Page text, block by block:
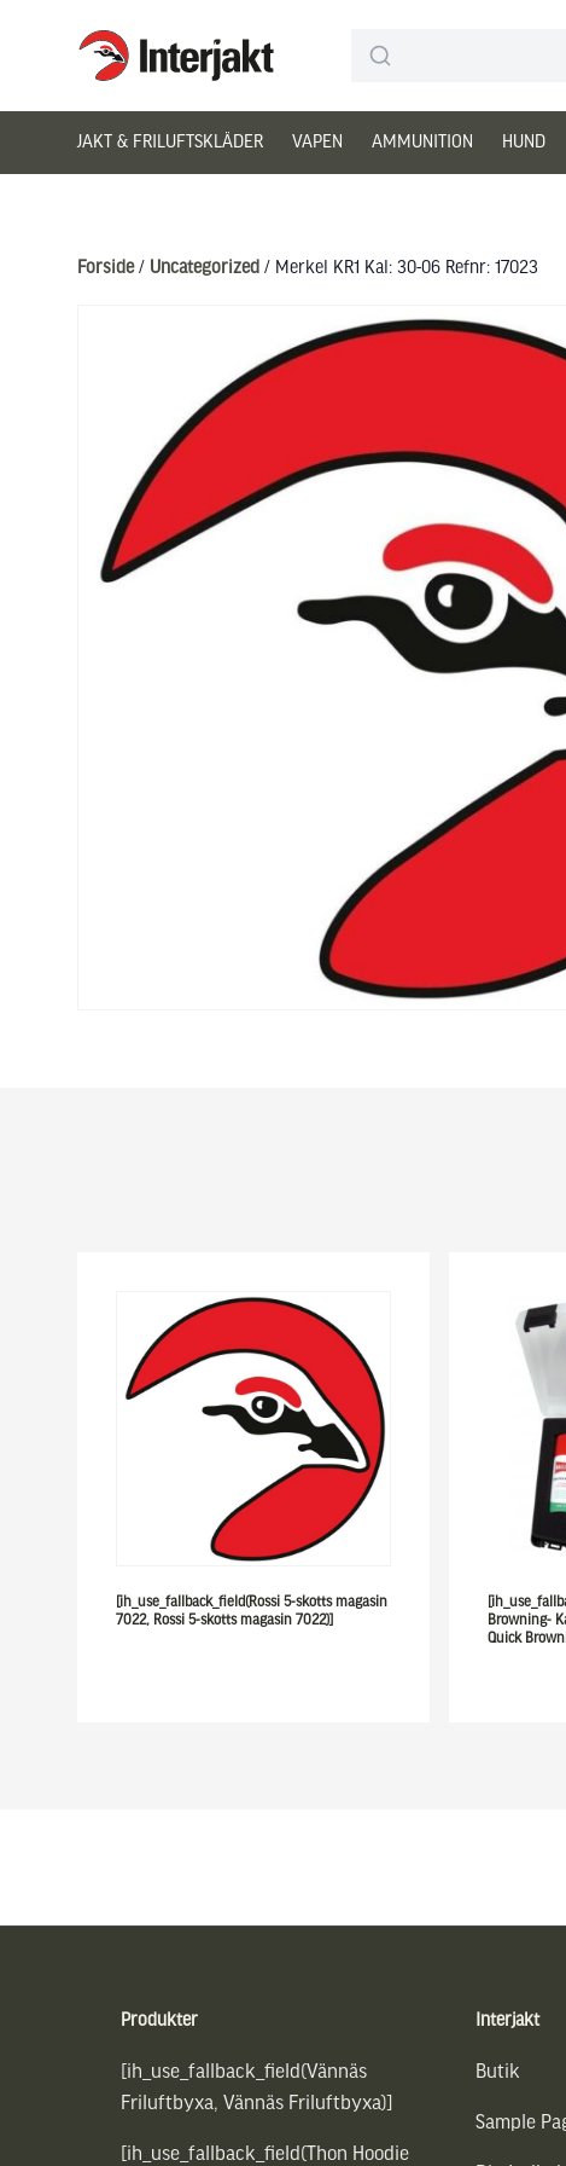
Interjakt DK
JAKT & FRILUFTSKLÄDER VAPEN AMMUNITION HUND
Forside/ Uncategorized / Merkel KR1 Kal: 30-06 Refnr: 17023
[ih_use_fallback_field(Rossi 5-skotts magasin
7022, Rossi 5-skotts magasin 7022)]
Browning-
Quick
Produkter
[ih_use_fallback_field(Vännäs
Friluftbyxa, Vännäs Friluftbyxa)]
[ih_use_fallback_field(Thon Hoodie
Interjakt
Butik
Sample